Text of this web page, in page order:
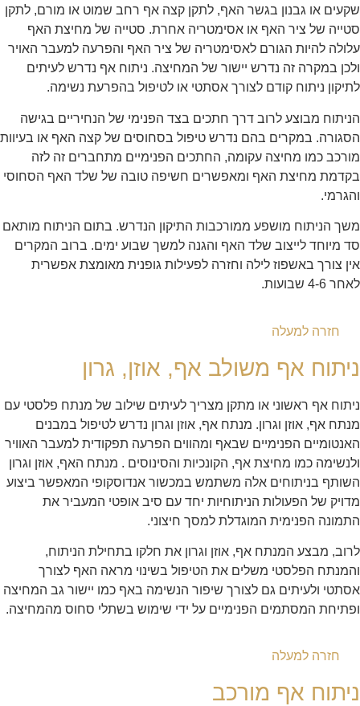
שקעים או גבנון בגשר האף, לתקן קצה אף רחב שמוט או מורם, לתקן
סטייה של ציר האף או אסימטריה אחרת. סטייה של מחיצת האף
עלולה להיות הגורם לאסימטריה של ציר האף והפרעה למעבר האויר
ולכן במקרה זה נדרש יישור של המחיצה. ניתוח אף נדרש לעיתים
לתיקון ניתוח קודם לצורך אסתטי או לטיפול בהפרעת נשימה.
הניתוח מבוצע לרוב דרך חתכים בצד הפנימי של הנחיריים בגישה
הסגורה. במקרים בהם נדרש טיפול בסחוסים של קצה האף או בעיוות
מורכב כמו מחיצה עקומה, החתכים הפנימיים מתחברים זה לזה
בקדמת מחיצת האף ומאפשרים חשיפה טובה של שלד האף הסחוסי
והגרמי.
משך הניתוח מושפע ממורכבות התיקון הנדרש. בתום הניתוח מותאם
סד מיוחד לייצוב שלד האף והגנה למשך שבוע ימים. ברוב המקרים
אין צורך באשפוז לילה וחזרה לפעילות גופנית מאומצת אפשרית
לאחר 4-6 שבועות.
חזרה למעלה
ניתוח אף משולב אף, אוזן, גרון
ניתוח אף ראשוני או מתקן מצריך לעיתים שילוב של מנתח פלסטי עם
מנתח אף, אוזן וגרון. מנתח אף, אוזן וגרון נדרש לטיפול במבנים
האנטומיים הפנימיים שבאף ומהווים הפרעה תפקודית למעבר האוויר
ולנשימה כמו מחיצת אף, הקונכיות והסינוסים . מנתח האף, אוזן וגרון
השותף בניתוחים אלה משתמש במכשור אנדוסקופי המאפשר ביצוע
מדויק של הפעולות הניתוחיות יחד עם סיב אופטי המעביר את
התמונה הפנימית המוגדלת למסך חיצוני.
לרוב, מבצע המנתח אף, אוזן וגרון את חלקו בתחילת הניתוח,
והמנתח הפלסטי משלים את הטיפול בשינוי מראה האף לצורך
אסתטי ולעיתים גם לצורך שיפור הנשימה באף כמו יישור גב המחיצה
ופתיחת המסתמים הפנימיים על ידי שימוש בשתלי סחוס מהמחיצה.
חזרה למעלה
ניתוח אף מורכב